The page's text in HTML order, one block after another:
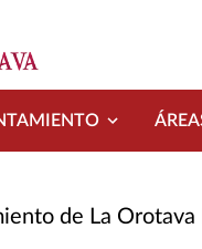
de La Orotava Reconoce